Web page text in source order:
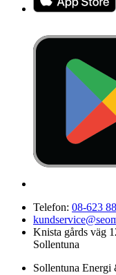
Telefon: 08-623
Knista gårds väg
Sollentuna
Sollentuna